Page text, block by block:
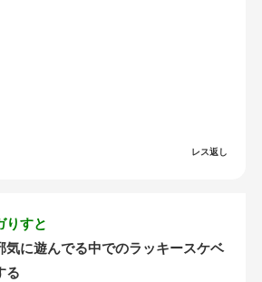
レス返し
りすと
気に遊んでる中でのラッキースケベ
る